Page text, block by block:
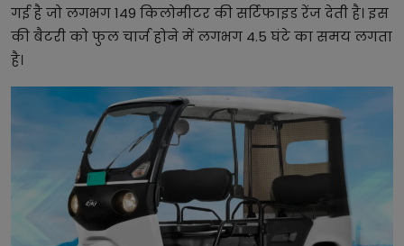
गई है जो लगभग 149 किलोमीटर की सर्टिफाइड रेंज देती है। इस
की बैटरी को फुल चार्ज होने में लगभग 4.5 घंटे का समय लगता
है।